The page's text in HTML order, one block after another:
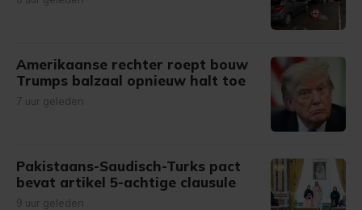
Amerikaanse rechter roept bouw
Trumps balzaal opnieuw halt toe
7 uur geleden
Pakistaans-Saudisch-Turks pact
bevat artikel 5-achtige clausule
9 uur geleden